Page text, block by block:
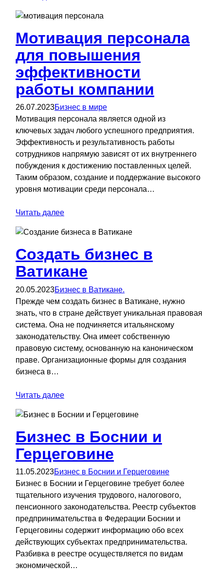
Мотивация персонала
для повышения
эффективности
работы компании
26.07.2023Бизнес в мире
Мотивация персонала является одной из
ключевых задач любого успешного предприятия.
Эффективность и результативность работы
сотрудников напрямую зависят от их внутреннего
побуждения к достижению поставленных целей.
Таким образом, создание и поддержание высокого
уровня мотивации среди персонала…
Читать далее
Создать бизнес в
Ватикане
20.05.2023Бизнес в Ватикане.
Прежде чем создать бизнес в Ватикане, нужно
знать, что в стране действует уникальная правовая
система. Она не подчиняется итальянскому
законодательству. Она имеет собственную
правовую систему, основанную на каноническом
праве. Организационные формы для создания
бизнеса в…
Читать далее
Бизнес в Боснии и
Герцеговине
11.05.2023Бизнес в Боснии и Герцеговине
Бизнес в Боснии и Герцеговине требует более
тщательного изучения трудового, налогового,
пенсионного законодательства. Реестр субъектов
предпринимательства в Федерации Боснии и
Герцеговины содержит информацию обо всех
действующих субъектах предпринимательства.
Разбивка в реестре осуществляется по видам
экономической…